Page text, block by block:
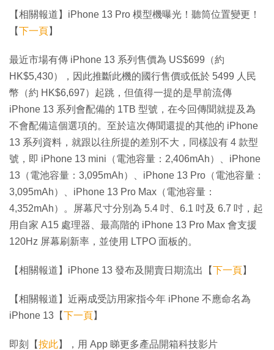
【相關報道】iPhone 13 Pro 模型機曝光！聽筒位置變更！
【下一頁】
最近市場有傳 iPhone 13 系列售價為 US$699（約
HK$5,430），因此推斷此機的國行售價或低於 5499 人民
幣（約 HK$6,697）起跳，但值得一提的是早前流傳
iPhone 13 系列會配備的 1TB 型號，在今回傳聞就提及為
不會配備這個選項的。至於這次傳聞還提的其他的 iPhone
13 系列資料，就跟以往所提的差別不大，同樣設有 4 款型
號，即 iPhone 13 mini（電池容量：2,406mAh）、iPhone
13（電池容量：3,095mAh）、iPhone 13 Pro（電池容量：
3,095mAh）、iPhone 13 Pro Max（電池容量：
4,352mAh）。屏幕尺寸分別為 5.4 吋、6.1 吋及 6.7 吋，起
用自家 A15 處理器、最高階的 iPhone 13 Pro Max 會支援
120Hz 屏幕刷新率，並使用 LTPO 面板的。
【相關報道】iPhone 13 發布及開賣日期流出【下一頁】
【相關報道】近兩成受訪用家指今年 iPhone 不應命名為
iPhone 13【下一頁】
即刻【按此】，用 App 睇更多產品開箱科技影片